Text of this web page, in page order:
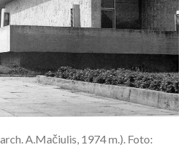
A.Mačiulis, 1974 m.). Foto: